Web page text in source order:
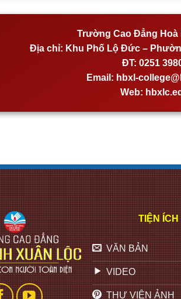
Trường Cao Đẳng Hoà
Địa chỉ: Khu Phố Lộ Đức –
ĐT: 0251
Email: hbxl-
Web:
TIỆN ÍCH
VĂN BẢN
VIDEO
THƯ VIỆN ẢNH